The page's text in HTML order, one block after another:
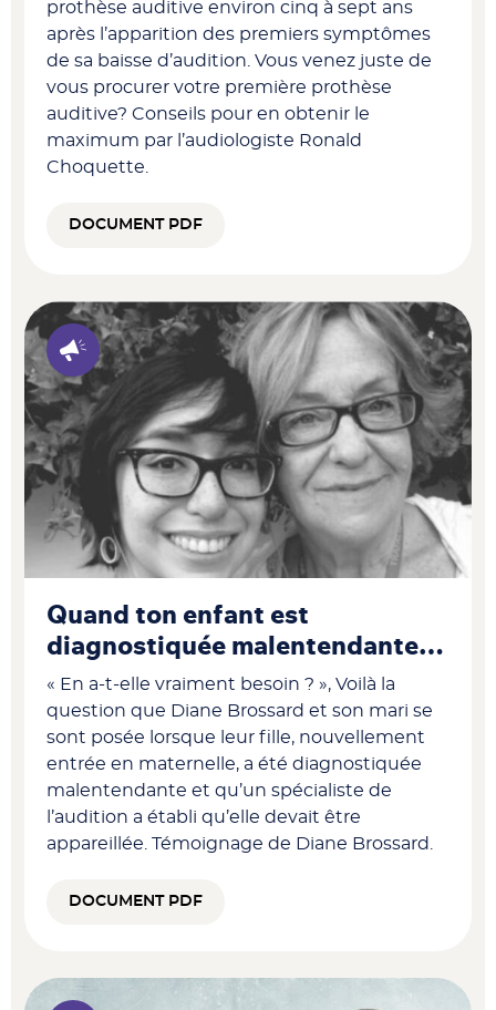
prothèse auditive environ cinq à sept ans
après l’apparition des premiers symptômes
de sa baisse d’audition. Vous venez juste de
vous procurer votre première prothèse
auditive? Conseils pour en obtenir le
maximum par l’audiologiste Ronald
Choquette.
DOCUMENT PDF
Quand ton enfant est
diagnostiquée malentendante…
« En a-t-elle vraiment besoin ? », Voilà la
question que Diane Brossard et son mari se
sont posée lorsque leur fille, nouvellement
entrée en maternelle, a été diagnostiquée
malentendante et qu’un spécialiste de
l’audition a établi qu’elle devait être
appareillée. Témoignage de Diane Brossard.
DOCUMENT PDF